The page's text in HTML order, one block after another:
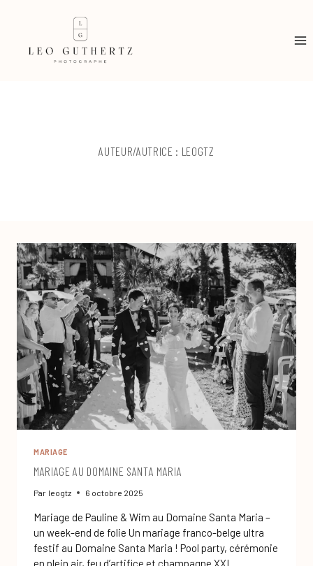
AUTEUR/AUTRICE : LEOGTZ
MARIAGE
MARIAGE AU DOMAINE SANTA MARIA
Par leogtz 6 octobre 2025
Mariage de Pauline & Wim au Domaine Santa Maria –
un week-end de folie Un mariage franco-belge ultra
festif au Domaine Santa Maria ! Pool party, cérémonie
en plein air, feu d’artifice et champagne XXL…